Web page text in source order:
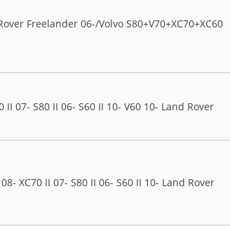
Freelander 06-/Volvo S80+V70+XC70+XC60
II 07- S80 II 06- S60 II 10- V60 10- Land Rover
XC70 II 07- S80 II 06- S60 II 10- Land Rover